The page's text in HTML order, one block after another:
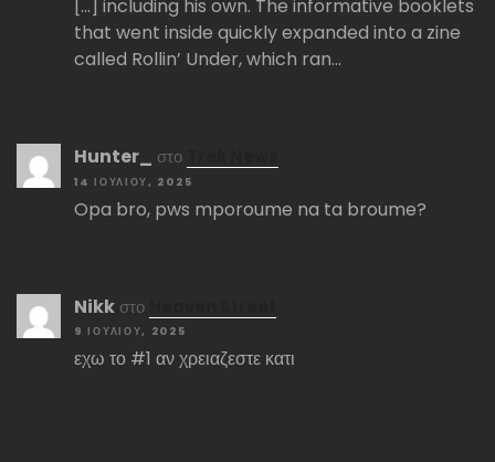
[…] including his own. The informative booklets
that went inside quickly expanded into a zine
called Rollin’ Under, which ran…
Hunter_ στο
14 ΙΟΥΛΊΟΥ, 2025
Opa bro, pws mporoume na ta broume?
Nikk στο
9 ΙΟΥΛΊΟΥ, 2025
εχω το #1 αν χρειαζεστε κατι